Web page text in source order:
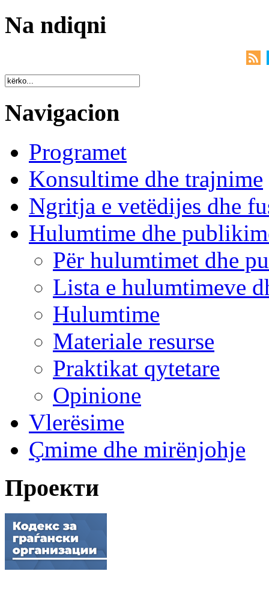
Na ndiqni
Navigacion
Programet
Konsultime dhe trajnime
Ngritja e vetëdijes dhe
Hulumtime dhe
Për hulumtimet dhe
Lista e hulumtimeve
Hulumtime
Materiale resurse
Praktikat qytetare
Opinione
Vlerësime
Çmime dhe mirënjohje
Проекти